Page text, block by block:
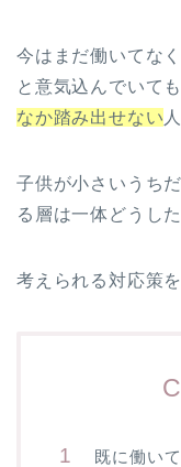
今はまだ働いてな
と意気込んでいて
なか踏み出せない
子供が小さいうち
る層は一体どうし
考えられる対応策
既に働い